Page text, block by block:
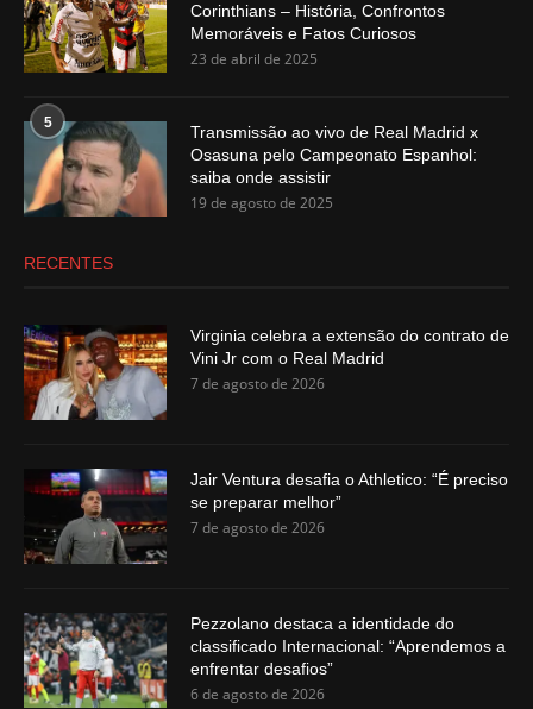
Corinthians – História, Confrontos
Memoráveis e Fatos Curiosos
23 de abril de 2025
5
Transmissão ao vivo de Real Madrid x
Osasuna pelo Campeonato Espanhol:
saiba onde assistir
19 de agosto de 2025
RECENTES
Virginia celebra a extensão do contrato de
Vini Jr com o Real Madrid
7 de agosto de 2026
Jair Ventura desafia o Athletico: “É preciso
se preparar melhor”
7 de agosto de 2026
Pezzolano destaca a identidade do
classificado Internacional: “Aprendemos a
enfrentar desafios”
6 de agosto de 2026